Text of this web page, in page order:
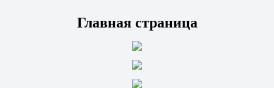
Главная страница